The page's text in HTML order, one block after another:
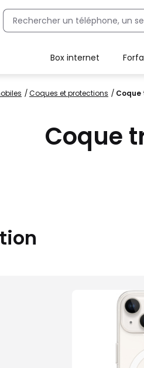
Box internet
coques et protections Coque
Coque